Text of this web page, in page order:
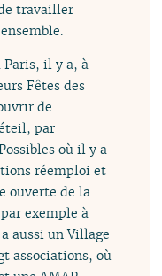
travailler
Paris, il y a, à
Fêtes des
de
par
où il y a
réemploi et
ouverte de la
exemple à
aussi un Village
associations, où